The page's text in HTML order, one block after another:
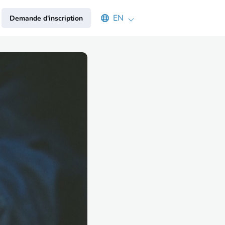
Demande d'inscription Select an available language
EN